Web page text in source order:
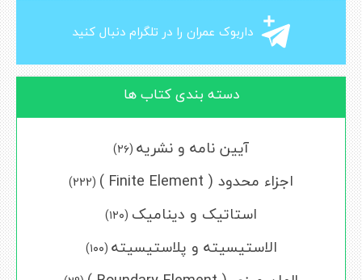
داربوک عمران را در تلگرام دنبال کنید
دسته بندی کتاب ها
آیین نامه و نشریه (۲۶)
اجزاء محدود ( Finite Element ) (222)
استاتیک و دینامیک (۱۲۰)
الاستیسیته و پلاستیسیته (۱۰۰)